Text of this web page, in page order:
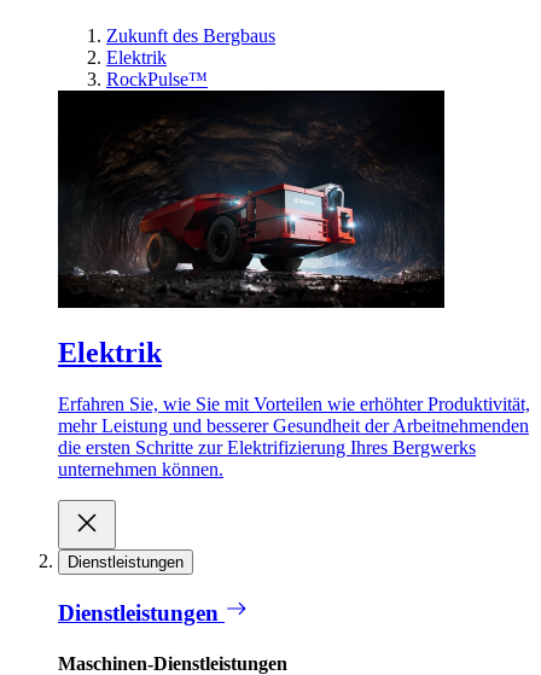
Zukunft des Bergbaus
Elektrik
RockPulse™
Elektrik
Erfahren Sie, wie Sie mit Vorteilen wie erhöhter Produktivität,
mehr Leistung und besserer Gesundheit der Arbeitnehmenden
die ersten Schritte zur Elektrifizierung Ihres Bergwerks
unternehmen können.
Dienstleistungen
Dienstleistungen
Maschinen-Dienstleistungen